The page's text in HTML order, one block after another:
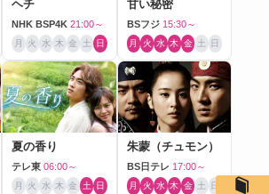
ヘチ
NHK BSP4K 21:00～
月 火 水 木 金 土 日
甘い秘密
BSフジ 15:30～
月 火 水 木 金 土 日
夏の香り
テレ東 06:00～
月 火 水 木 金 土 日
朱蒙（チュモン）
BS日テレ 17:00～
月 火 水 木 金 土 日